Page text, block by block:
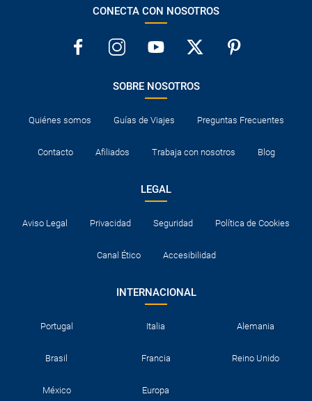
CONECTA CON NOSOTROS
SOBRE NOSOTROS
Quiénes somos Guías de Viajes Preguntas Frecuentes
Contacto Afiliados Trabaja con nosotros Blog
LEGAL
Aviso Legal Privacidad Seguridad Política de Cookies
Canal Ético Accesibilidad
INTERNACIONAL
Portugal Italia Alemania
Brasil Francia Reino Unido
México Europa